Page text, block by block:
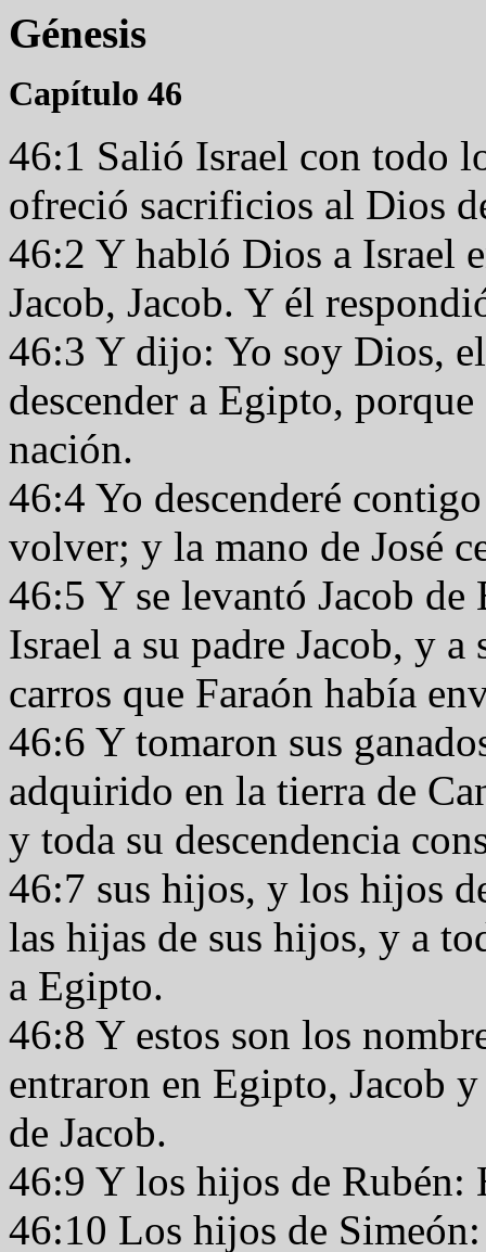
Génesis
Capítulo 46
46:1 Salió Israel con todo
ofreció sacrificios al Dios
46:2 Y habló Dios a Israel
Jacob, Jacob. Y él
46:3 Y dijo: Yo soy Dios,
descender a Egipto,
nación.
46:4 Yo descenderé
volver; y la mano de José
46:5 Y se levantó Jacob
Israel a su padre Jacob, y
carros que Faraón había
46:6 Y tomaron sus
adquirido en la tierra de
y toda su descendencia
46:7 sus hijos, y los hijos
las hijas de sus hijos, y a
a Egipto.
46:8 Y estos son los
entraron en Egipto, Jacob
de Jacob.
46:9 Y los hijos de
46:10 Los hijos de